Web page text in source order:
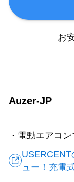
お
Auzer-JP
・電動エアコ
ュー！充電